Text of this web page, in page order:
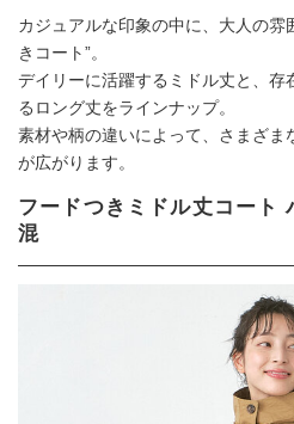
カジュアルな印象の中に、大人の雰
きコート”。
デイリーに活躍するミドル丈と、存
るロング丈をラインナップ。
素材や柄の違いによって、さまざま
が広がります。
フードつきミドル丈コート
混